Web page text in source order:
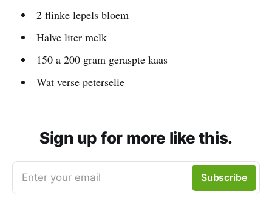
2 flinke lepels bloem
Halve liter melk
150 a 200 gram geraspte kaas
Wat verse peterselie
Sign up for more like this.
Enter your email Subscribe